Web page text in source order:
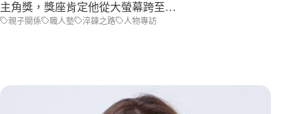
主角獎，獎座肯定他從大螢幕跨至…
親子關係 職人塾 淬鍊之路 人物專訪